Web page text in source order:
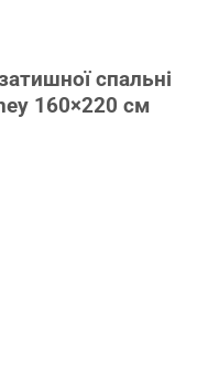
спальні
160×220 см